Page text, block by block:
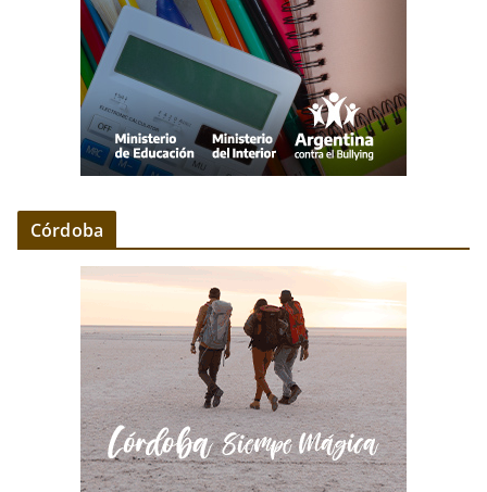
Córdoba